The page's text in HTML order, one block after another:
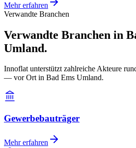
Mehr erfahren
Verwandte Branchen
Verwandte Branchen in
Umland.
Innoflat unterstützt zahlreiche Akteure
— vor Ort in Bad Ems Umland.
Gewerbebauträger
Mehr erfahren